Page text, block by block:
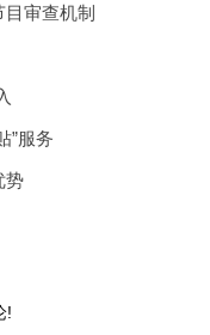
审查机制
”服务
势
!